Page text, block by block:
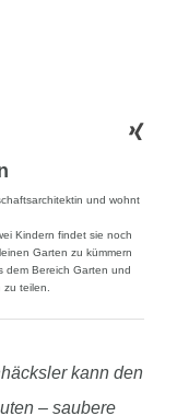
und wohnt
Kindern findet sie noch
Garten zu kümmern
dem Bereich Garten und
teilen.
kann den
– saubere